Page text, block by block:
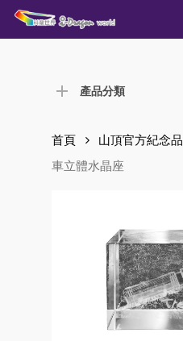
Skip
to
產品分類
首頁 山頂官方紀念品
車立體水晶座